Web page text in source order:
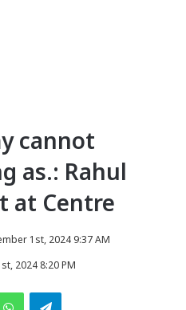
cannot
as.: Rahul
at Centre
1st, 2024 9:37 AM
2024 8:20 PM
WhatsAppTelegram